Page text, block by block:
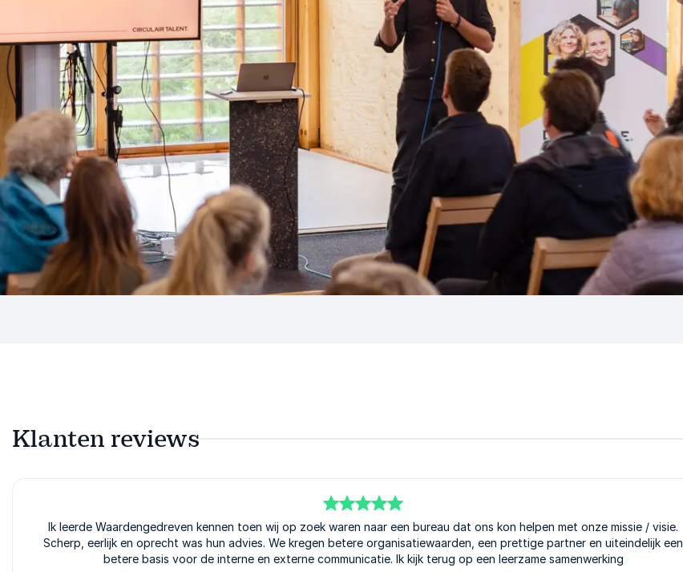
Klanten reviews
van5
Ik leerde Waardengedreven kennen toen wij op zoek waren naar een bureau dat ons kon helpen met onze missie / visie.
Scherp, eerlijk en oprecht was hun advies. We kregen betere organisatiewaarden, een prettige partner en uiteindelijk een
betere basis voor de interne en externe communicatie. Ik kijk terug op een leerzame samenwerking